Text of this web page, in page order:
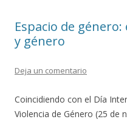
Espacio de
y género
Deja un comentario
Coincidiendo con el Día
Violencia de Género (25 de